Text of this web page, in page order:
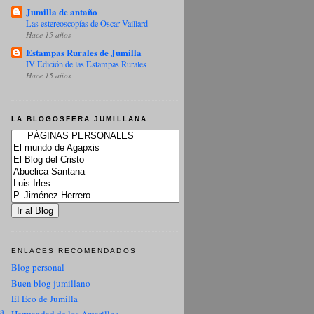
Jumilla de antaño
Las estereoscopías de Oscar Vaillard
Hace 15 años
Estampas Rurales de Jumilla
IV Edición de las Estampas Rurales
Hace 15 años
LA BLOGOSFERA JUMILLANA
ENLACES RECOMENDADOS
Blog personal
Buen blog jumillano
El Eco de Jumilla